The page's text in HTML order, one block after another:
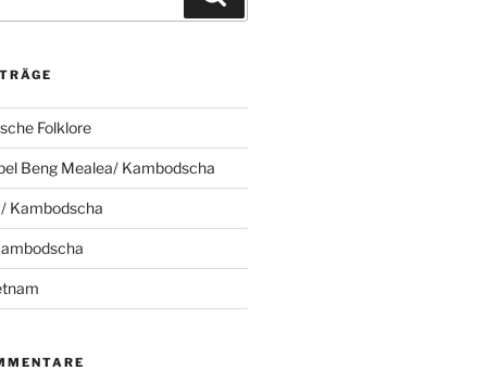
Folklore
Beng Mealea/ Kambodscha
Kambodscha